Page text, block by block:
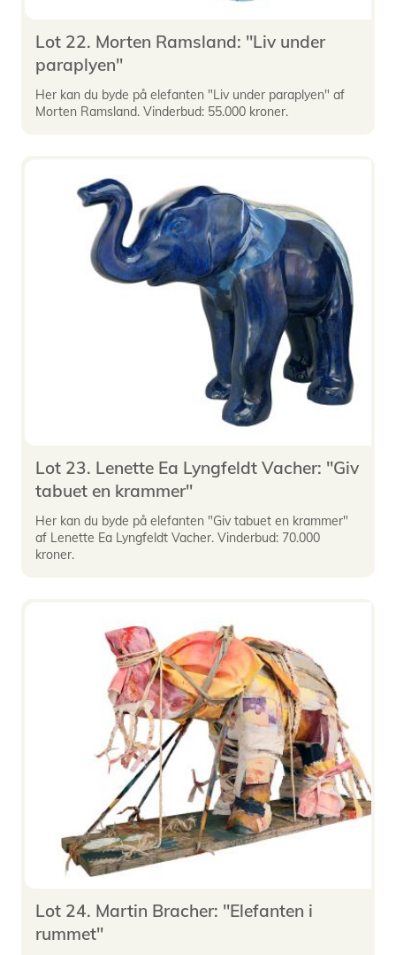
Lot 22. Morten Ramsland: "Liv under
paraplyen"
Her kan du byde på elefanten "Liv under paraplyen" af
Morten Ramsland. Vinderbud: 55.000 kroner.
Lot 23. Lenette Ea Lyngfeldt Vacher: "Giv
tabuet en krammer"
Her kan du byde på elefanten "Giv tabuet en krammer"
af Lenette Ea Lyngfeldt Vacher. Vinderbud: 70.000
kroner.
Lot 24. Martin Bracher: "Elefanten i
rummet"